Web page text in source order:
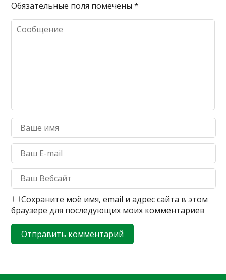
Обязательные поля помечены*
Сохраните моё имя, email и адрес сайта в этом
браузере для последующих моих комментариев